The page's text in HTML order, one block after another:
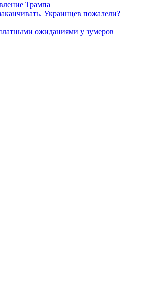
Трампа
Украинцев пожалели?
ожиданиями у зумеров